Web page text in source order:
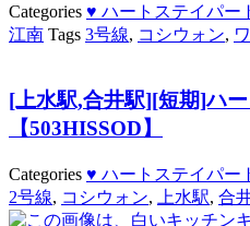
Categories ♥ ハートステイパー
江南 Tags 3号線, コシウォン,
[上水駅,合井駅][短期]ハ
【503HISSOD】
Categories ♥ ハートステイパー
2号線, コシウォン, 上水駅, 合